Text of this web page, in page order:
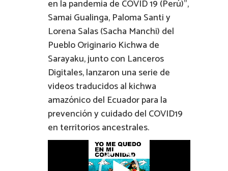
en la pandemia de COVID 19 (Perú)”,
Samai Gualinga, Paloma Santi y
Lorena Salas (Sacha Manchi) del
Pueblo Originario Kichwa de
Sarayaku, junto con Lanceros
Digitales, lanzaron una serie de
videos traducidos al kichwa
amazónico del Ecuador para la
prevención y cuidado del COVID19
en territorios ancestrales.